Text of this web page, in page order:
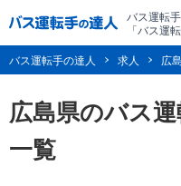
バス運転
「バス運
バス運転手の達人
求人 広
広島県のバス
一覧